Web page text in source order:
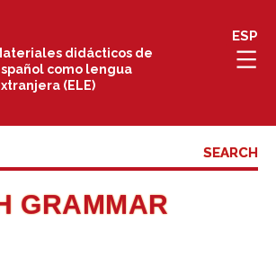
didácticos de
como lengua
(ELE)
ESP
GRAMMAR